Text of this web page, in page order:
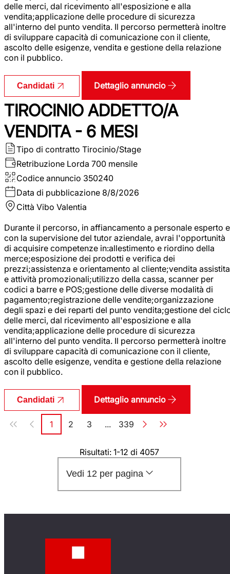
delle merci, dal ricevimento all'esposizione e alla
vendita;applicazione delle procedure di sicurezza
all'interno del punto vendita. Il percorso permetterà inoltre
di sviluppare capacità di comunicazione con il cliente,
ascolto delle esigenze, vendita e gestione della relazione
con il pubblico.
Candidati Dettaglio annuncio
TIROCINIO ADDETTO/A
VENDITA - 6 MESI
Tipo di contratto Tirocinio/Stage
Retribuzione Lorda 700 mensile
Codice annuncio 350240
Data di pubblicazione 8/8/2026
Città Vibo Valentia
Durante il percorso, in affiancamento a personale esperto e
con la supervisione del tutor aziendale, avrai l'opportunità
di acquisire competenze in:allestimento e riordino della
merce;esposizione dei prodotti e verifica dei
prezzi;assistenza e orientamento al cliente;vendita assistita
e attività promozionali;utilizzo della cassa, scanner per
codici a barre e POS;gestione delle diverse modalità di
pagamento;registrazione delle vendite;organizzazione
degli spazi e dei reparti del punto vendita;gestione del
delle merci, dal ricevimento all'esposizione e alla
vendita;applicazione delle procedure di sicurezza
all'interno del punto vendita. Il percorso permetterà inoltre
di sviluppare capacità di comunicazione con il cliente,
ascolto delle esigenze, vendita e gestione della relazione
con il pubblico.
Candidati Dettaglio annuncio
Paginazione
Pagina
1 Pagina
2 Pagina
3 ... Pagina
339
Risultati: 1-12 di 4057
Vedi 12 per pagina